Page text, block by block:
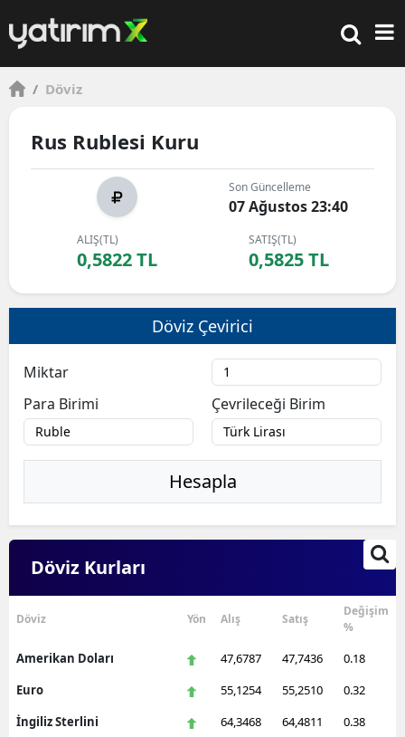
/ Döviz
Rus Rublesi Kuru
Son Güncelleme
07 Ağustos 23:40
ALIŞ(TL)
0,5822 TL
SATIŞ(TL)
0,5825 TL
Döviz Çevirici
Miktar
Para Birimi
Çevrileceği Birim
Hesapla
Döviz Kurları
Döviz Yön Alış Satış
Değişim
%
Amerikan Doları 47,6787 47,7436
0.18
Euro
55,1254 55,2510
0.32
İngiliz Sterlini
64,3468 64,4811
0.38